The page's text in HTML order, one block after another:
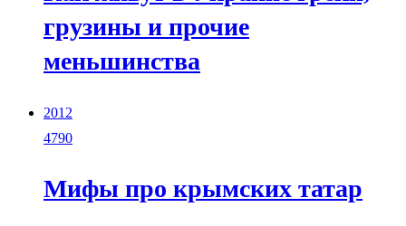
грузины и прочие
меньшинства
2012
4790
Мифы про крымских татар